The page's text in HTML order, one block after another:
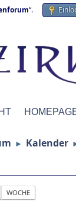
“.
► Kalender
WOCHE